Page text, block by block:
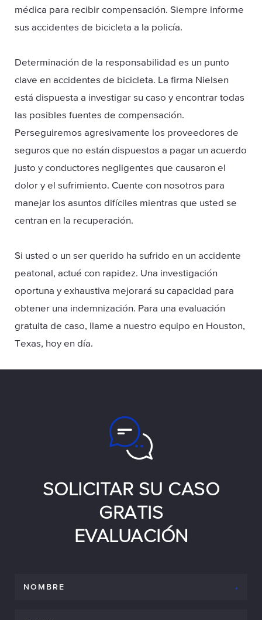
médica para recibir compensación. Siempre informe
sus accidentes de bicicleta a la policía.
Determinación de la responsabilidad es un punto
clave en accidentes de bicicleta. La firma Nielsen
está dispuesta a investigar su caso y encontrar todas
las posibles fuentes de compensación.
Perseguiremos agresivamente los proveedores de
seguros que no están dispuestos a pagar un acuerdo
justo y conductores negligentes que causaron el
dolor y el sufrimiento. Cuente con nosotros para
manejar los asuntos difíciles mientras que usted se
centran en la recuperación.
Si usted o un ser querido ha sufrido en un accidente
peatonal, actué con rapidez. Una investigación
oportuna y exhaustiva mejorará su capacidad para
obtener una indemnización. Para una evaluación
gratuita de caso, llame a nuestro equipo en Houston,
Texas, hoy en día.
SOLICITAR SU CASO
GRATIS
EVALUACIÓN